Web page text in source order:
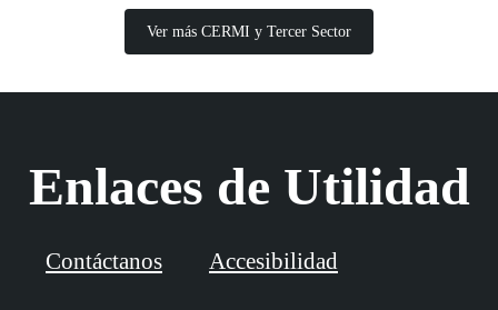
Ver más CERMI y Tercer Sector
Enlaces de Utilidad
Contáctanos Accesibilidad